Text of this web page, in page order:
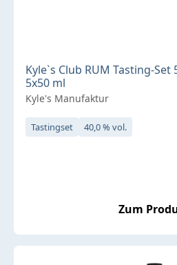
Kyle`s Club RUM Tasting-Set
5x50 ml
Kyle's Manufaktur
Tastingset 40,0 % vol.
Zum